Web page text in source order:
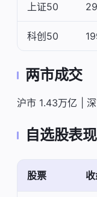
上证50
科创50
两市成交
沪市 1.43万亿 |
自选股表现
股票